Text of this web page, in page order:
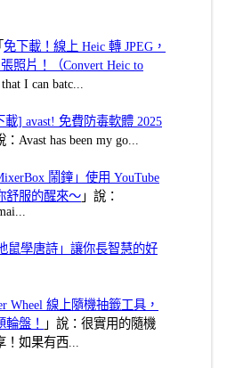
免下載！線上 Heic 轉 JPEG，
照片！（Convert Heic to
I can batc...
載] avast! 免費防毒軟體 2025
：Avast has been my go...
鬧鐘」使用 YouTube
舒服的醒來～ 」說：
鼠學唐詩」讓你長智慧的好
Wheel 線上隨機抽籤工具，
盤！
」說：很實用的隨機
如果有西...